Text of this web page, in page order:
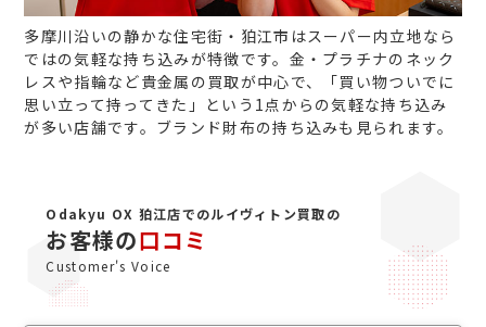
多摩川沿いの静かな住宅街・狛江市はスーパー内立地なら
ではの気軽な持ち込みが特徴です。金・プラチナのネック
レスや指輪など貴金属の買取が中心で、「買い物ついでに
思い立って持ってきた」という1点からの気軽な持ち込み
が多い店舗です。ブランド財布の持ち込みも見られます。
Odakyu OX 狛江店でのルイヴィトン買取の
お客様の口コミ
Customer's Voice